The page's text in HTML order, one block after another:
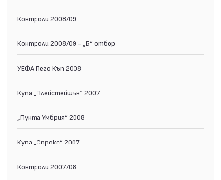
Контроли 2008/09
Контроли 2008/09 - „Б“ отбор
УЕФА Пего Къп 2008
Купа „Плейстейшън“ 2007
„Пунта Умбрия“ 2008
Купа „Спрокс“ 2007
Контроли 2007/08